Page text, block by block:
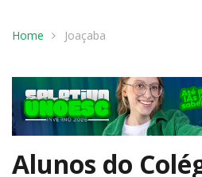
Home Joaçaba
Alunos do